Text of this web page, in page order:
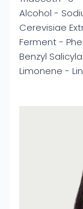
Alcohol -
Cerevisiae
Ferment -
Benzyl
Limonene -